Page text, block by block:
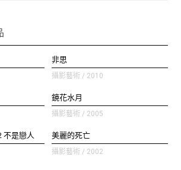
非思
攝影藝術 / 2010
鏡花水月
攝影藝術 / 2005
不是戀人 美麗的死亡
攝影藝術 / 2002